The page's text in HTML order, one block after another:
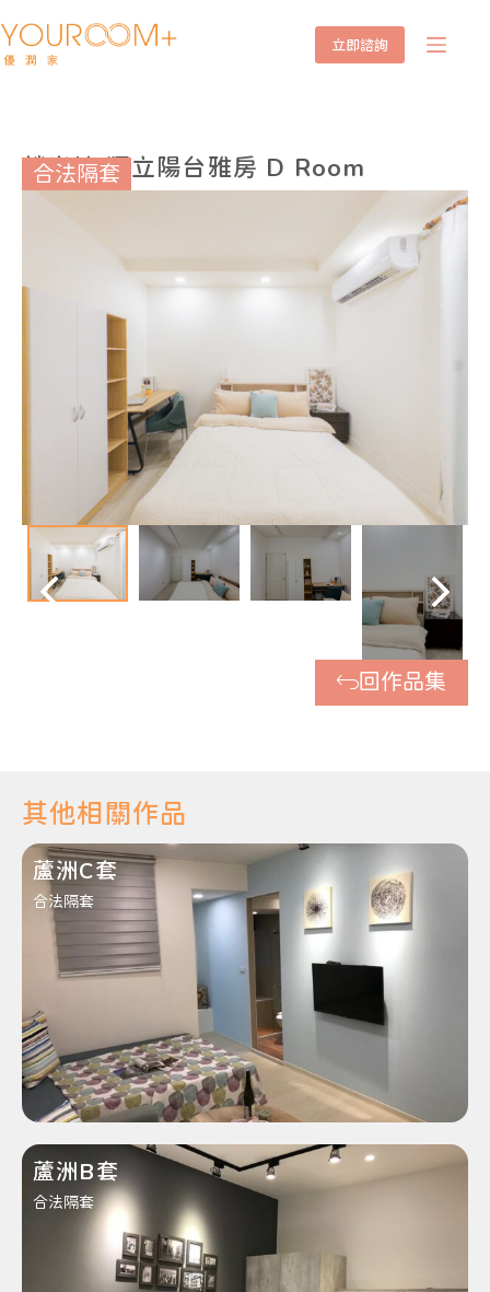
立即諮詢
麟光站 獨立陽台雅房 D Room
合法隔套
回作品集
其他相關作品
蘆洲C套
合法隔套
蘆洲B套
合法隔套